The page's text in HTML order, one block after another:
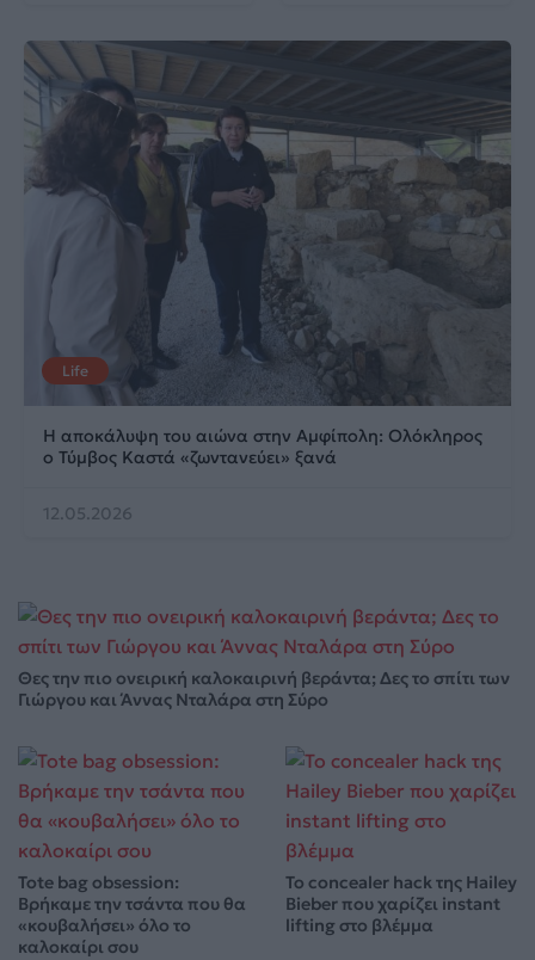
Life
Η αποκάλυψη του αιώνα στην Αμφίπολη: Ολόκληρος
ο Τύμβος Καστά «ζωντανεύει» ξανά
12.05.2026
Θες την πιο ονειρική καλοκαιρινή βεράντα; Δες το σπίτι των
Γιώργου και Άννας Νταλάρα στη Σύρο
Tote bag obsession:
Βρήκαμε την τσάντα που θα
«κουβαλήσει» όλο το
καλοκαίρι σου
Το concealer hack της Hailey
Bieber που χαρίζει instant
lifting στο βλέμμα